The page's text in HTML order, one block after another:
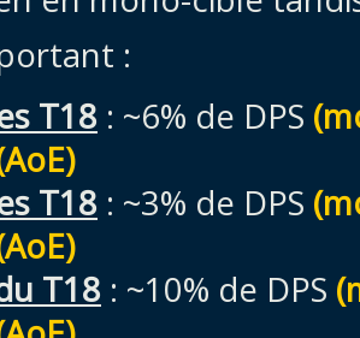
:
T18 : ~6% de DPS
T18 : ~3% de DPS
T18 : ~10% de DPS